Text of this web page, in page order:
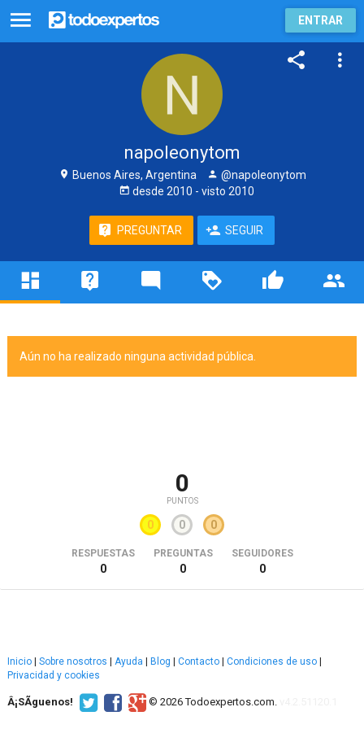
ENTRAR
napoleonytom
Buenos Aires, Argentina
@napoleonytom
desde 2010 - visto 2010
PREGUNTAR SEGUIR
Aún no ha realizado ninguna actividad pública.
0
PUNTOS
0 0 0
RESPUESTAS
0
PREGUNTAS
0
SEGUIDORES
0
Inicio Sobre nosotros Ayuda Blog Contacto Condiciones de uso
Privacidad y cookies
Â¡SÃ­guenos! © 2026 Todoexpertos.com.